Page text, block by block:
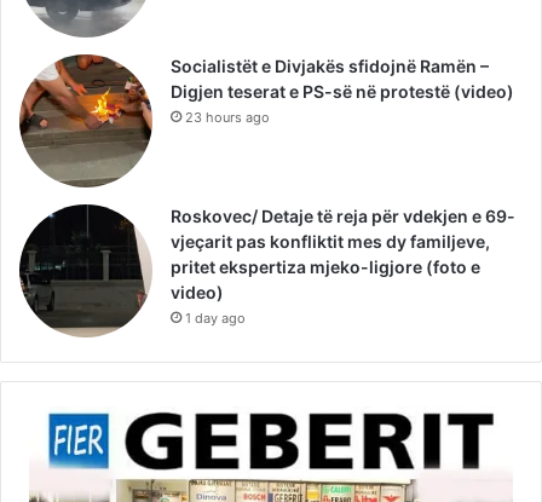
Socialistët e Divjakës sfidojnë Ramën –
Digjen teserat e PS-së në protestë (video)
23 hours ago
Roskovec/ Detaje të reja për vdekjen e 69-
vjeçarit pas konfliktit mes dy familjeve,
pritet ekspertiza mjeko-ligjore (foto e
video)
1 day ago